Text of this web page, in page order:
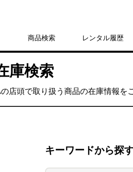
商品検索 レンタル履歴
庫検索
店頭で取り扱う商品の在庫情報を
キーワードから探